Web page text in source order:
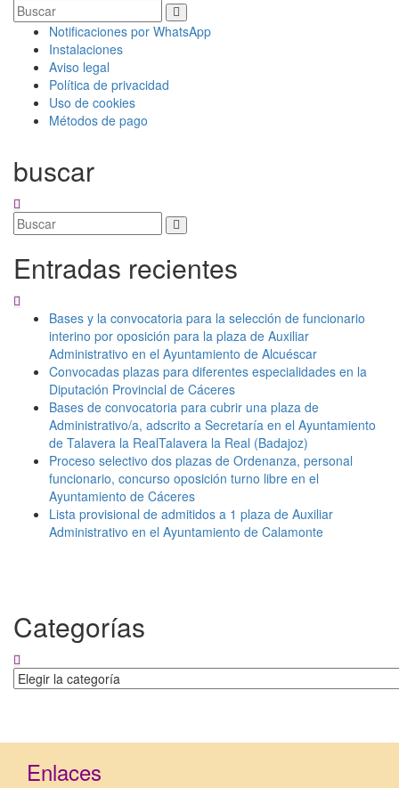
Notificaciones por WhatsApp
Instalaciones
Aviso legal
Política de privacidad
Uso de cookies
Métodos de pago
buscar
Entradas recientes
Bases y la convocatoria para la selección de funcionario
interino por oposición para la plaza de Auxiliar
Administrativo en el Ayuntamiento de Alcuéscar
Convocadas plazas para diferentes especialidades en la
Diputación Provincial de Cáceres
Bases de convocatoria para cubrir una plaza de
Administrativo/a, adscrito a Secretaría en el Ayuntamiento
de Talavera la RealTalavera la Real (Badajoz)
Proceso selectivo dos plazas de Ordenanza, personal
funcionario, concurso oposición turno libre en el
Ayuntamiento de Cáceres
Lista provisional de admitidos a 1 plaza de Auxiliar
Administrativo en el Ayuntamiento de Calamonte
Categorías
Categorías
Enlaces